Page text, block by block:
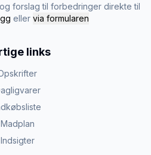
forslag til forbedringer direkte til
eller via formularen
links
Madplan
Indsigter